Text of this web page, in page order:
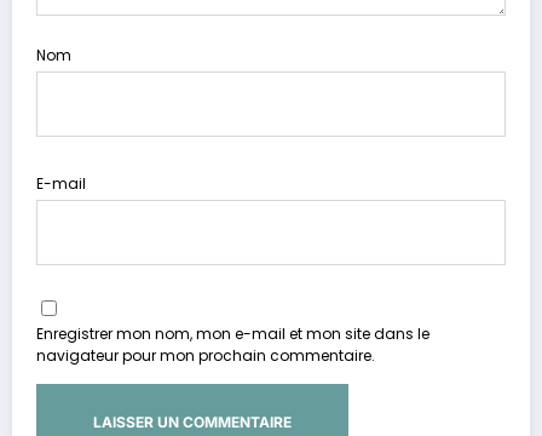
Nom
E-mail
Enregistrer mon nom, mon e-mail et mon site dans le
navigateur pour mon prochain commentaire.